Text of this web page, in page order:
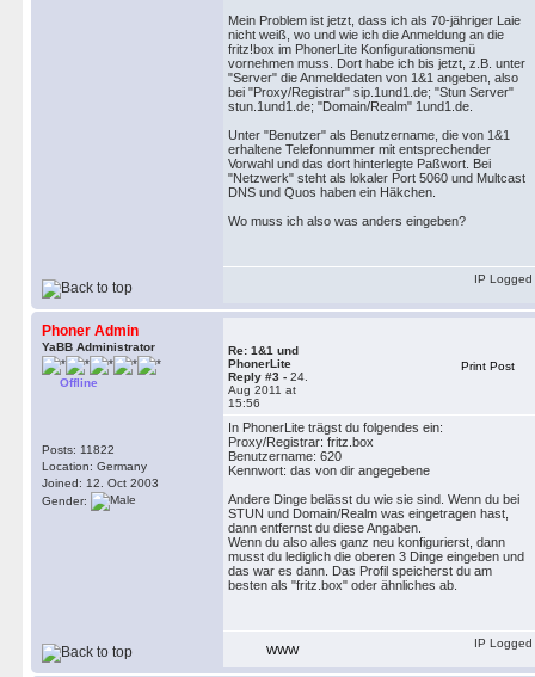
Mein Problem ist jetzt, dass ich als 70-jähriger Laie
nicht weiß, wo und wie ich die Anmeldung an die
fritz!box im PhonerLite Konfigurationsmenü
vornehmen muss. Dort habe ich bis jetzt, z.B. unter
"Server" die Anmeldedaten von 1&1 angeben, also
bei "Proxy/Registrar" sip.1und1.de; "Stun Server"
stun.1und1.de; "Domain/Realm" 1und1.de.
Unter "Benutzer" als Benutzername, die von 1&1
erhaltene Telefonnummer mit entsprechender
Vorwahl und das dort hinterlegte Paßwort. Bei
"Netzwerk" steht als lokaler Port 5060 und Multcast
DNS und Quos haben ein Häkchen.
Wo muss ich also was anders eingeben?
IP Logged
Phoner Admin
YaBB Administrator
Offline
Posts: 11822
Location: Germany
Joined: 12. Oct 2003
Gender:
Re: 1&1 und
PhonerLite
Reply #3 - 24.
Aug 2011 at
15:56
Print Post
In PhonerLite trägst du folgendes ein:
Proxy/Registrar: fritz.box
Benutzername: 620
Kennwort: das von dir angegebene
Andere Dinge belässt du wie sie sind. Wenn du bei
STUN und Domain/Realm was eingetragen hast,
dann entfernst du diese Angaben.
Wenn du also alles ganz neu konfigurierst, dann
musst du lediglich die oberen 3 Dinge eingeben und
das war es dann. Das Profil speicherst du am
besten als "fritz.box" oder ähnliches ab.
WWW
IP Logged